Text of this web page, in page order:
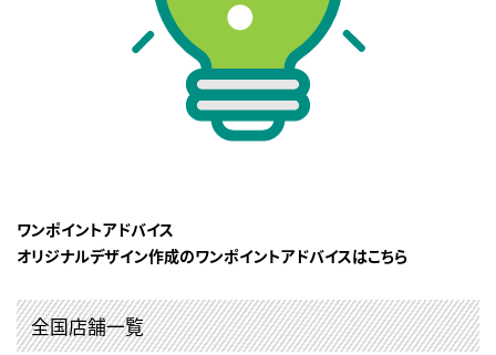
ワンポイントアドバイス
オリジナルデザイン作成のワンポイントアドバイスはこちら
全国店舗一覧